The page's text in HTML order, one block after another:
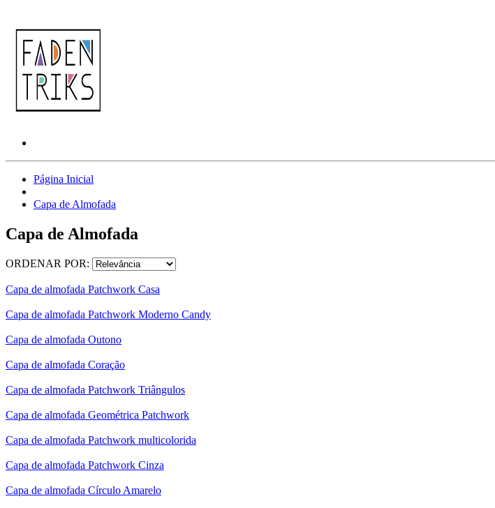
Página Inicial
Capa de Almofada
Capa de Almofada
ORDENAR POR:
Capa de almofada Patchwork Casa
Capa de almofada Patchwork Moderno Candy
Capa de almofada Outono
Capa de almofada Coração
Capa de almofada Patchwork Triângulos
Capa de almofada Geométrica Patchwork
Capa de almofada Patchwork multicolorida
Capa de almofada Patchwork Cinza
Capa de almofada Círculo Amarelo